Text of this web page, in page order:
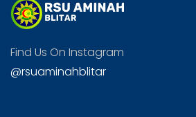
Find Us On Instagram
@rsuaminahblitar